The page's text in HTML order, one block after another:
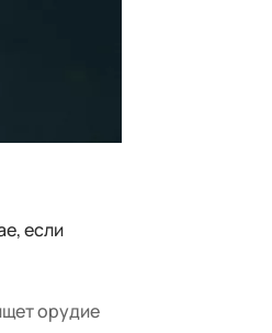
если
орудие